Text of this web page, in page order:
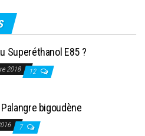
Superéthanol E85 ?
2018 12
bigoudène
7